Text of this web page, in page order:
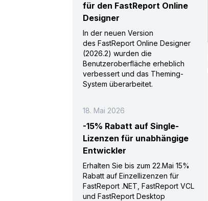
für den FastReport Online
Designer
In der neuen Version
des FastReport Online Designer
(2026.2) wurden die
Benutzeroberfläche erheblich
verbessert und das Theming-
System überarbeitet.
18. Mai 2026
-15% Rabatt auf Single-
Lizenzen für unabhängige
Entwickler
Erhalten Sie bis zum 22.Mai 15%
Rabatt auf Einzellizenzen für
FastReport .NET, FastReport VCL
und FastReport Desktop